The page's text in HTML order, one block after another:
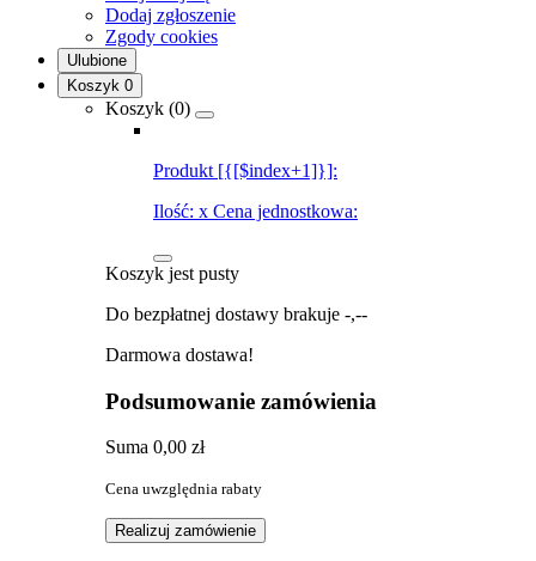
Dodaj zgłoszenie
Zgody cookies
Ulubione
Koszyk 0
Koszyk (0)
Produkt [{[$index+1]}]:
Ilość: x Cena jednostkowa:
Koszyk jest pusty
Do bezpłatnej dostawy brakuje -,--
Darmowa dostawa!
Podsumowanie zamówienia
Suma 0,00 zł
Cena uwzględnia rabaty
Realizuj zamówienie